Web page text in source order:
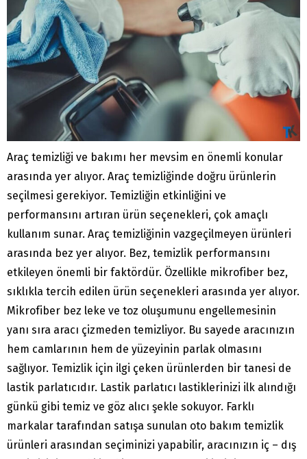
Araç temizliği ve bakımı her mevsim en önemli konular
arasında yer alıyor. Araç temizliğinde doğru ürünlerin
seçilmesi gerekiyor. Temizliğin etkinliğini ve
performansını artıran ürün seçenekleri, çok amaçlı
kullanım sunar. Araç temizliğinin vazgeçilmeyen ürünleri
arasında bez yer alıyor. Bez, temizlik performansını
etkileyen önemli bir faktördür. Özellikle mikrofiber bez,
sıklıkla tercih edilen ürün seçenekleri arasında yer alıyor.
Mikrofiber bez leke ve toz oluşumunu engellemesinin
yanı sıra aracı çizmeden temizliyor. Bu sayede aracınızın
hem camlarının hem de yüzeyinin parlak olmasını
sağlıyor. Temizlik için ilgi çeken ürünlerden bir tanesi de
lastik parlatıcıdır. Lastik parlatıcı lastiklerinizi ilk alındığı
günkü gibi temiz ve göz alıcı şekle sokuyor. Farklı
markalar tarafından satışa sunulan oto bakım temizlik
ürünleri arasından seçiminizi yapabilir, aracınızın iç – dış